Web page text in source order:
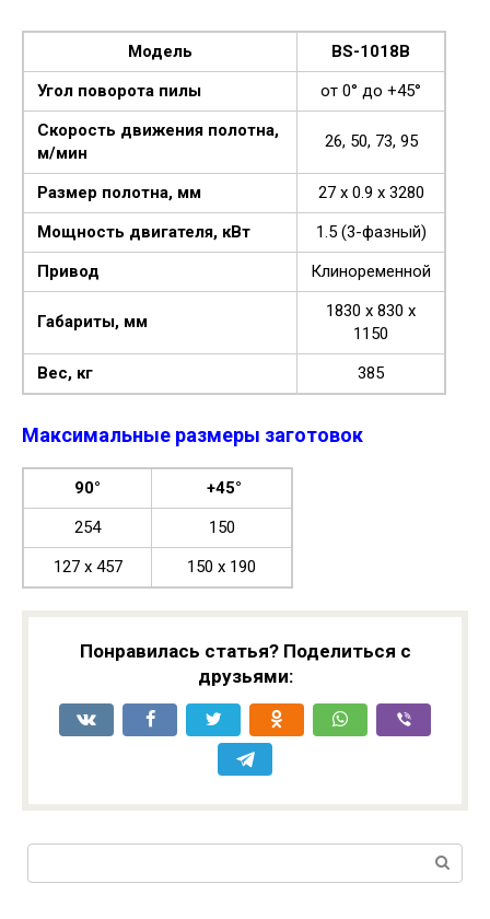
Модель
BS-1018B
Угол поворота пилы
от 0° до +45°
Скорость движения полотна,
м/мин
26, 50, 73, 95
Размер полотна, мм
27 x 0.9 x 3280
Мощность двигателя, кВт
1.5 (3-фазный)
Привод
Клиноременной
Габариты, мм
1830 x 830 x
1150
Вес, кг
385
Максимальные размеры заготовок
90°
+45°
254
150
127 x 457
150 x 190
Понравилась статья? Поделиться с
друзьями: